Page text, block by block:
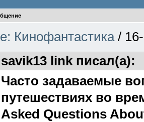
Кинофантастика /
savik13 link писал(а):
Часто задаваемые
путешествиях во
Asked Questions